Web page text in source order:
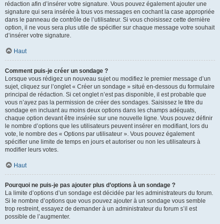
rédaction afin d’insérer votre signature. Vous pouvez également ajouter une
signature qui sera insérée à tous vos messages en cochant la case appropriée
dans le panneau de contrôle de l’utilisateur. Si vous choisissez cette dernière
option, il ne vous sera plus utile de spécifier sur chaque message votre souhait
d’insérer votre signature.
Haut
Comment puis-je créer un sondage ?
Lorsque vous rédigez un nouveau sujet ou modifiez le premier message d’un
sujet, cliquez sur l’onglet « Créer un sondage » situé en-dessous du formulaire
principal de rédaction. Si cet onglet n’est pas disponible, il est probable que
vous n’ayez pas la permission de créer des sondages. Saisissez le titre du
sondage en incluant au moins deux options dans les champs adéquats,
chaque option devant être insérée sur une nouvelle ligne. Vous pouvez définir
le nombre d’options que les utilisateurs peuvent insérer en modifiant, lors du
vote, le nombre des « Options par utilisateur ». Vous pouvez également
spécifier une limite de temps en jours et autoriser ou non les utilisateurs à
modifier leurs votes.
Haut
Pourquoi ne puis-je pas ajouter plus d’options à un sondage ?
La limite d’options d’un sondage est décidée par les administrateurs du forum.
Si le nombre d’options que vous pouvez ajouter à un sondage vous semble
trop restreint, essayez de demander à un administrateur du forum s’il est
possible de l’augmenter.